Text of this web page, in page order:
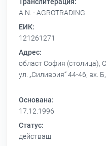
Транслитерация:
A.N. - AGROTRADING
ЕИК:
121261271
Адрес:
област София (столица),
ул. „Силиврия“ 44-46, вх.
Основана:
17.12.1996
Статус:
действащ